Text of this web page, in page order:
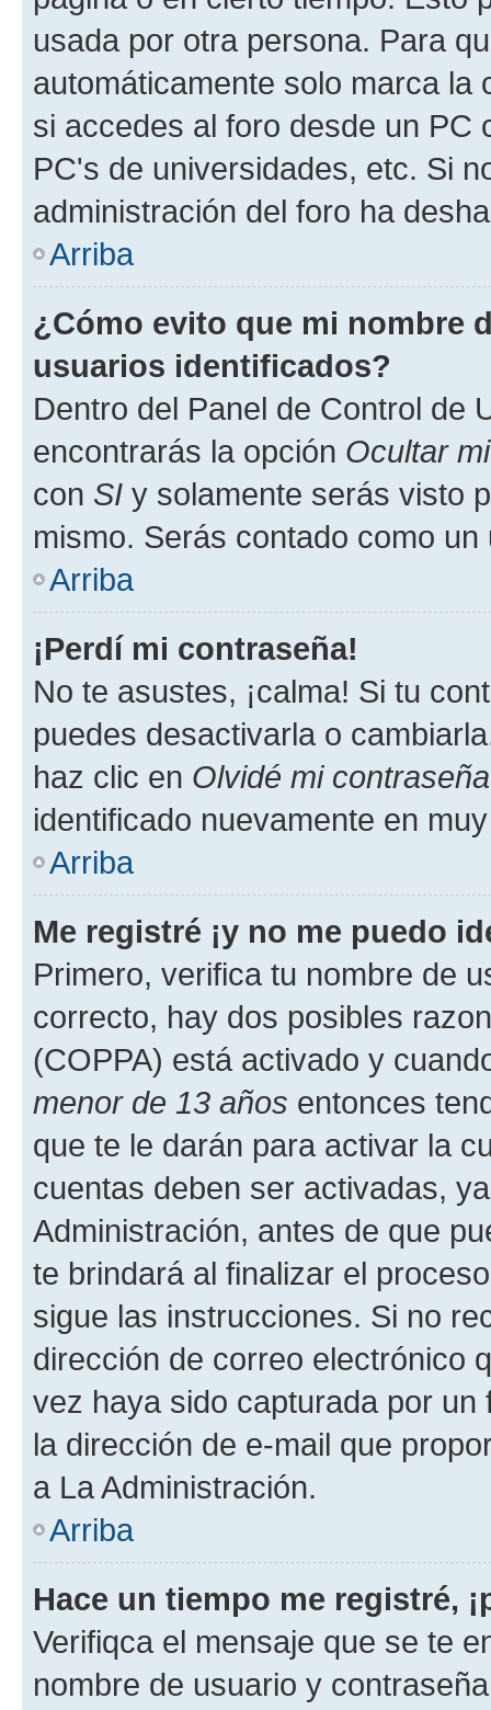
usada por otra persona. Para
automáticamente solo marca la
si accedes al foro desde un PC
PC's de universidades, etc. Si
administración del foro ha
Arriba
¿Cómo evito que mi nombre
usuarios identificados?
Dentro del Panel de Control de
encontrarás la opción Ocultar
con SI y solamente serás visto
mismo. Serás contado como un
Arriba
¡Perdí mi contraseña!
No te asustes, ¡calma! Si tu
puedes desactivarla o
haz clic en Olvidé mi contraseña
identificado nuevamente en
Arriba
Me registré ¡y no me puedo
Primero, verifica tu nombre de
correcto, hay dos posibles
(COPPA) está activado y
menor de 13 años entonces
que te le darán para activar la
cuentas deben ser activadas,
Administración, antes de que
te brindará al finalizar el
sigue las instrucciones. Si no
dirección de correo electrónico
vez haya sido capturada por
la dirección de e-mail que
a La Administración.
Arriba
Hace un tiempo me registré,
Verifiqca el mensaje que se te
nombre de usuario y